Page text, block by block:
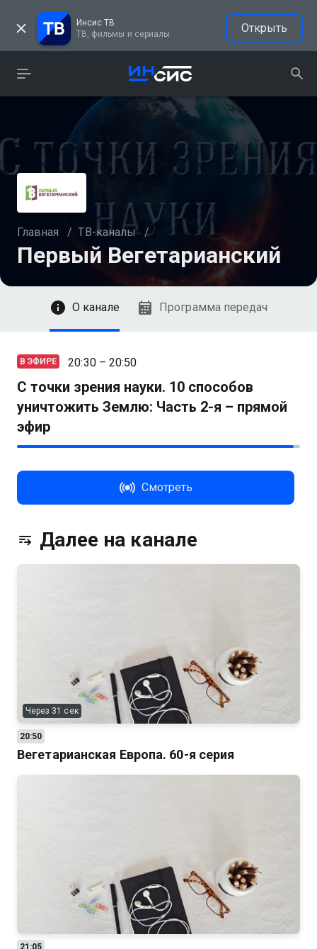
Инсис ТВ
ТВ, фильмы и сериалы
Открыть
Главная / ТВ-каналы /
Первый Вегетарианский
Смотреть
О канале Программа передач
В ЭФИРЕ 20:30 – 20:50
С точки зрения науки. 10 способов
уничтожить Землю: Часть 2-я – прямой
эфир
Смотреть
Далее на канале
Через 31 сек
20:50
Вегетарианская Европа. 60-я серия
21:05